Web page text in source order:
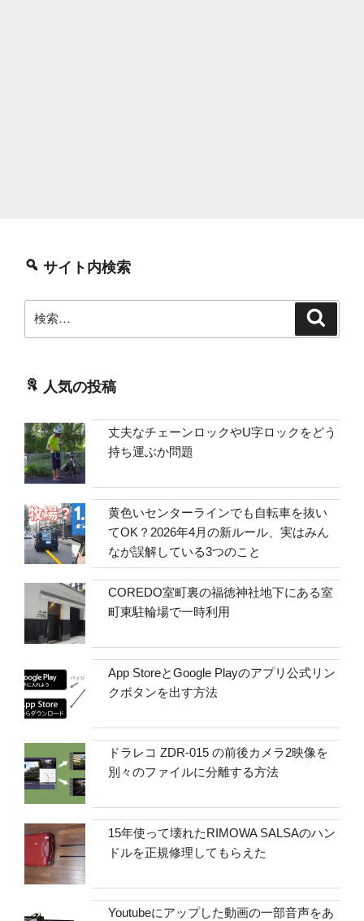
サイト内検索
索:
人気の投稿
丈夫なチェーンロックやU字ロックをどう
持ち運ぶか問題
黄色いセンターラインでも自転車を抜い
てOK？2026年4月の新ルール、実はみん
なが誤解している3つのこと
COREDO室町裏の福徳神社地下にある室
町東駐輪場で一時利用
App StoreとGoogle Playのアプリ公式リン
クボタンを出す方法
ドラレコ ZDR-015 の前後カメラ2映像を
別々のファイルに分離する方法
15年使って壊れたRIMOWA SALSAのハン
ドルを正規修理してもらえた
Youtubeにアップした動画の一部音声をあ